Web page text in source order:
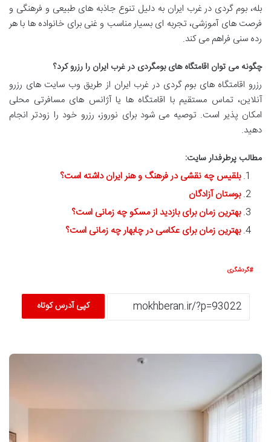
بله، بوم گردی در غرب ایران به دلیل تنوع جاذبه های طبیعی و فرهنگی و
فرصت های آموزشی، تجربه ای بسیار مناسب و غنی برای خانواده ها با هر
رده سنی فراهم می کند.
چگونه می توان اقامتگاه های بومگردی در غرب ایران را رزرو کرد؟
رزرو اقامتگاه های بوم گردی در غرب ایران از طریق وب سایت های رزرو
آنلاین، تماس مستقیم با اقامتگاه ها یا آژانس های مسافرتی محلی
امکان پذیر است. توصیه می شود برای نوروز، رزرو خود را زودتر انجام
دهید.
مطالب پرطرفدار سایت:
بلقیس چه نقشی در فرهنگ و هنر ایران داشته است؟
بوستان آزادگان
بهترین زمان برای بازدید از مسکو چه زمانی است؟
بهترین زمان برای عکاسی در چابهار چه زمانی است؟
گردشگری
کپی آدرس کوتاه